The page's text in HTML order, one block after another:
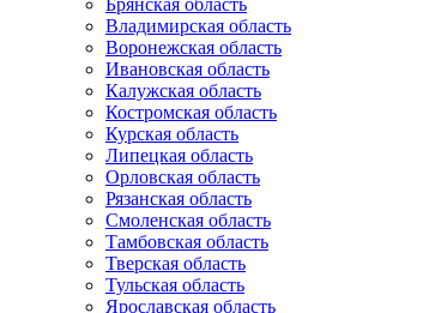
Брянская область
Владимирская область
Воронежская область
Ивановская область
Калужская область
Костромская область
Курская область
Липецкая область
Орловская область
Рязанская область
Смоленская область
Тамбовская область
Тверская область
Тульская область
Ярославская область